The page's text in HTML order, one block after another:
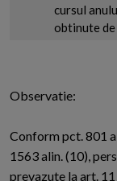
cursul
obtinute de
Observatie:
Conform pct. 801
1563 alin. (10),
prevazute la art.